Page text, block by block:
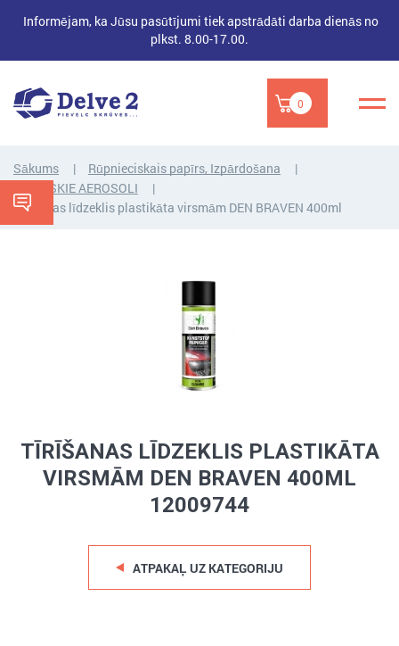
Informējam, ka Jūsu pasūtījumi tiek apstrādāti darba dienās no
plkst. 8.00-17.00.
0
Sākums
Rūpnieciskais papīrs, Izpārdošana
TEHNISKIE AEROSOLI
Tīrīšanas līdzeklis plastikāta virsmām DEN BRAVEN 400ml
TĪRĪŠANAS LĪDZEKLIS PLASTIKĀTA
VIRSMĀM DEN BRAVEN 400ML
12009744
ATPAKAĻ UZ KATEGORIJU